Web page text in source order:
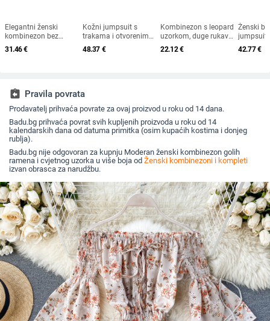
Elegantni ženski
kombinezon bez
rukava s vezivanjem u
struku, ravni kroj
31.46€
Kožni jumpsuit s
trakama i otvorenim
ramenima, uski kroj,
3/4 rukavi, visoka
48.37 €
Kombinezon s leopard
uzorkom, duge rukave,
srednji struk, uski kroj
22.12€
Ženski
jumpsuit
stilu,
model,
42.77€
assignment_return Pravila povrata
Prodavatelj prihvaća povrate za ovaj proizvod u roku od 14 dana.
Badu.bg prihvaća povrat svih kupljenih proizvoda u roku od 14
kalendarskih dana od datuma primitka (osim kupaćih kostima i donjeg
rublja).
Badu.bg nije odgovoran za kupnju Moderan ženski kombinezon golih
ramena i cvjetnog uzorka u više boja od Ženski kombinezoni i kompleti
izvan obrasca za narudžbu.